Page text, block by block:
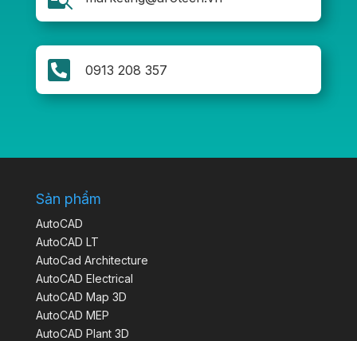
 0913 208 357
Sản phẩm
AutoCAD
AutoCAD LT
AutoCad Architecture
AutoCAD Electrical
AutoCAD Map 3D
AutoCAD MEP
AutoCAD Plant 3D